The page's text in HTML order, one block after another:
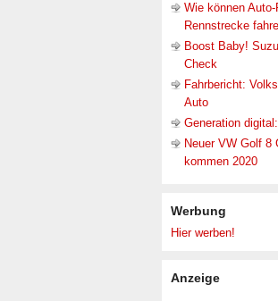
Wie können
Rennstrecke
Boost Baby!
Check
Fahrbericht:
Auto
Generation
Neuer VW Golf 8
kommen 2020
Werbung
Hier werben!
Anzeige